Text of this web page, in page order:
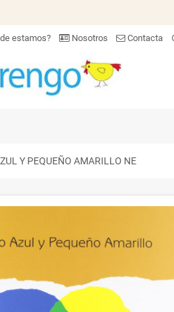
estamos? Nosotros Contacta
Y PEQUEÑO AMARILLO NE